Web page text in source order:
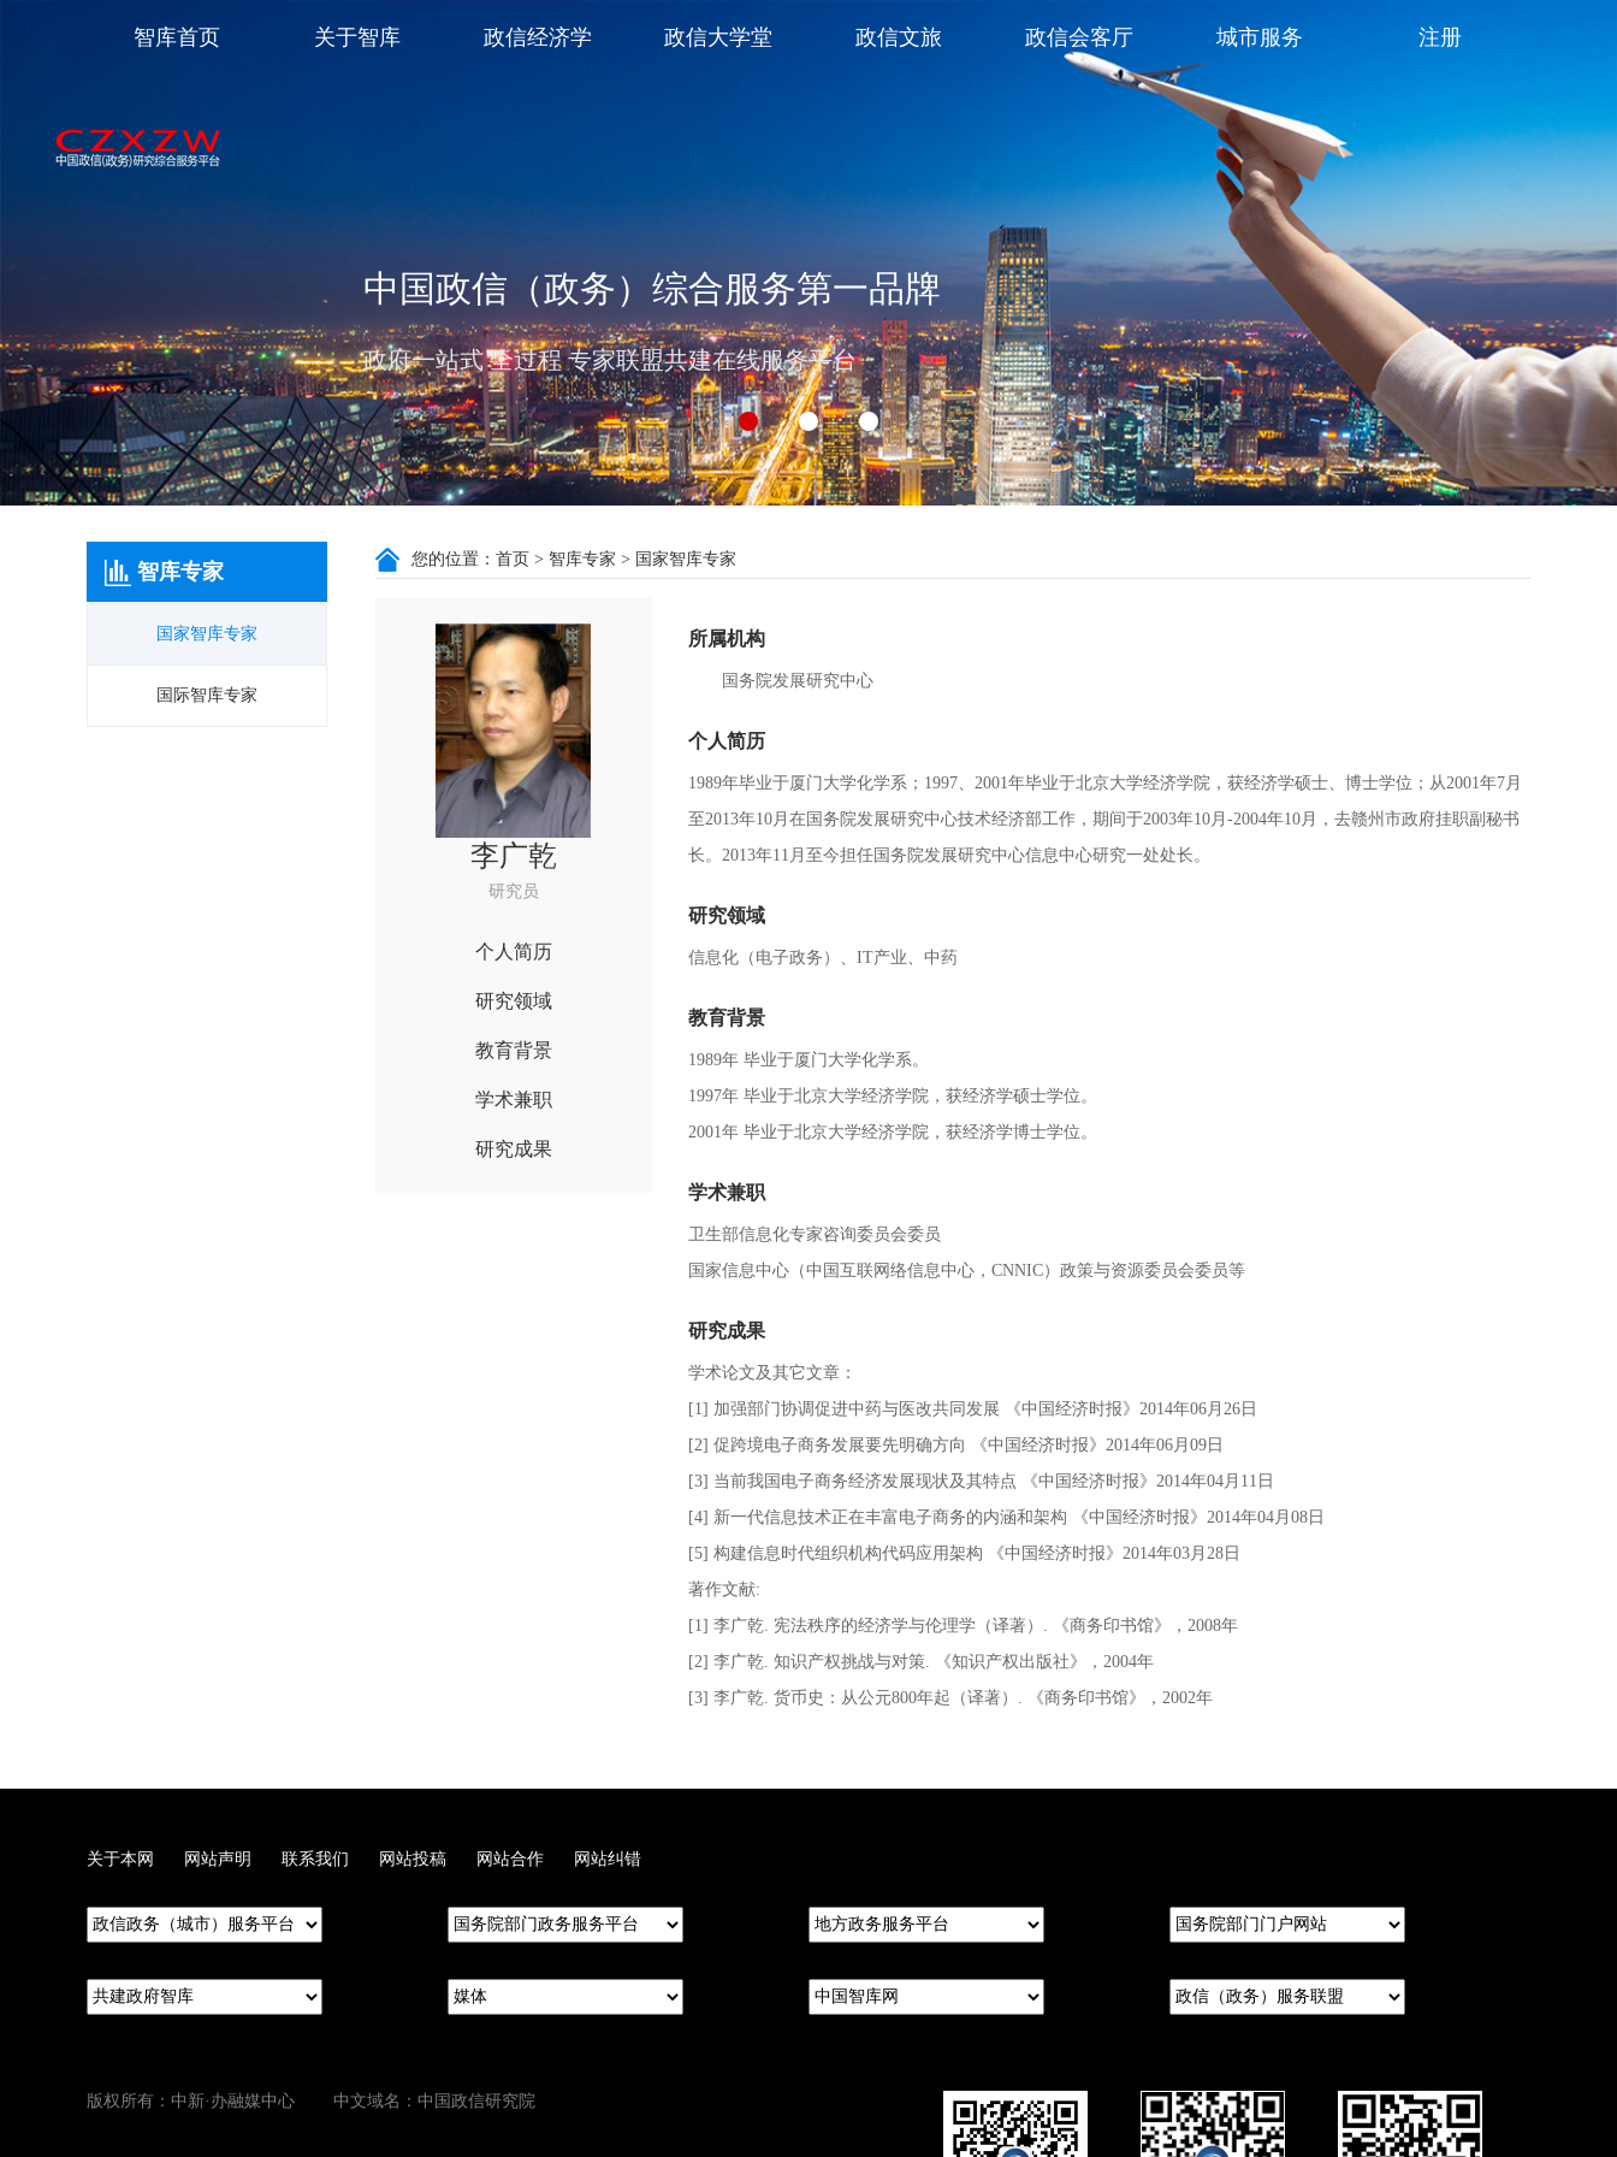
中国政信（政务）综合服务第一品牌
政府一站式 全过程 专家联盟共建在线服务平台
智库首页 关于智库 政信经济学 政信大学堂 政信文旅 政信会客厅 城市服务 注册
智库专家
国家智库专家
国际智库专家
您的位置： 首页 > 智库专家 > 国家智库专家
李广乾
研究员
个人简历
研究领域
教育背景
学术兼职
研究成果
所属机构
国务院发展研究中心
个人简历
1989年毕业于厦门大学化学系；1997、2001年毕业于北京大学经济学院，获经济学硕士、博士学位；从2001年7月
至2013年10月在国务院发展研究中心技术经济部工作，期间于2003年10月-2004年10月，去赣州市政府挂职副秘书
长。2013年11月至今担任国务院发展研究中心信息中心研究一处处长。
研究领域
信息化（电子政务）、IT产业、中药
教育背景
1989年 毕业于厦门大学化学系。
1997年 毕业于北京大学经济学院，获经济学硕士学位。
2001年 毕业于北京大学经济学院，获经济学博士学位。
学术兼职
卫生部信息化专家咨询委员会委员
国家信息中心（中国互联网络信息中心，CNNIC）政策与资源委员会委员等
研究成果
学术论文及其它文章：
[1] 加强部门协调促进中药与医改共同发展 《中国经济时报》2014年06月26日
[2] 促跨境电子商务发展要先明确方向 《中国经济时报》2014年06月09日
[3] 当前我国电子商务经济发展现状及其特点 《中国经济时报》2014年04月11日
[4] 新一代信息技术正在丰富电子商务的内涵和架构 《中国经济时报》2014年04月08日
[5] 构建信息时代组织机构代码应用架构 《中国经济时报》2014年03月28日
著作文献:
[1] 李广乾. 宪法秩序的经济学与伦理学（译著）. 《商务印书馆》，2008年
[2] 李广乾. 知识产权挑战与对策. 《知识产权出版社》，2004年
[3] 李广乾. 货币史：从公元800年起（译著）. 《商务印书馆》，2002年
关于本网 网站声明 联系我们 网站投稿 网站合作 网站纠错
版权所有：中新·办融媒中心 中文域名：中国政信研究院